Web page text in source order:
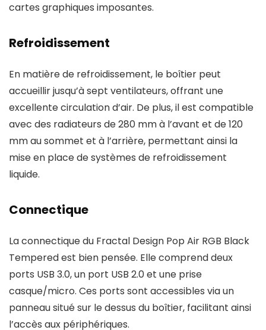
cartes graphiques imposantes.
Refroidissement
En matière de refroidissement, le boîtier peut
accueillir jusqu’à sept ventilateurs, offrant une
excellente circulation d’air. De plus, il est compatible
avec des radiateurs de 280 mm à l’avant et de 120
mm au sommet et à l’arrière, permettant ainsi la
mise en place de systèmes de refroidissement
liquide.
Connectique
La connectique du Fractal Design Pop Air RGB Black
Tempered est bien pensée. Elle comprend deux
ports USB 3.0, un port USB 2.0 et une prise
casque/micro. Ces ports sont accessibles via un
panneau situé sur le dessus du boîtier, facilitant ainsi
l’accès aux périphériques.